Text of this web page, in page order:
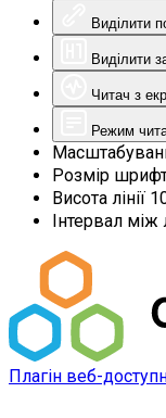
Виділити
Виділити
Читач з
Режим
Розмір
Висота лінії
Інтервал між
Плагін веб-